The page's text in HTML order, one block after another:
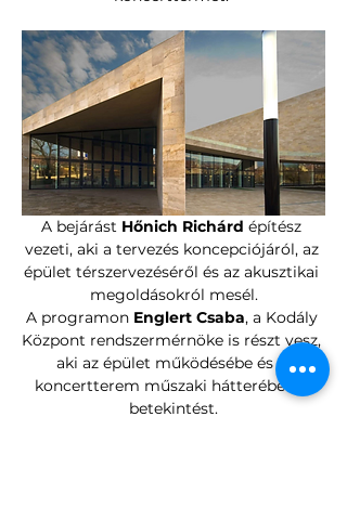
A bejárást Hőnich Richárd építész
vezeti, aki a tervezés koncepciójáról, az
épület térszervezéséről és az akusztikai
megoldásokról mesél.
A programon Englert Csaba, a Kodály
Központ rendszermérnöke is részt vesz,
aki az épület működésébe és a
koncertterem műszaki hátterébe ad
betekintést.